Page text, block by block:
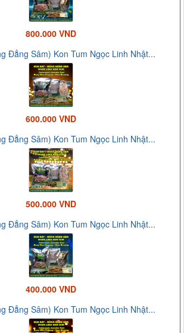
800.000 VND
Đẳng Sâm) Kon Tum Ngọc Linh Nhật...
600.000 VND
Đẳng Sâm) Kon Tum Ngọc Linh Nhật...
500.000 VND
Đẳng Sâm) Kon Tum Ngọc Linh Nhật...
400.000 VND
Đẳng Sâm) Kon Tum Ngọc Linh Nhật...